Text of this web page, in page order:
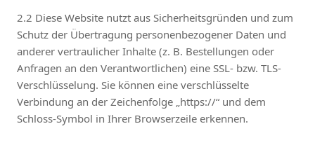
2.2 Diese Website nutzt aus Sicherheitsgründen und zum
Schutz der Übertragung personenbezogener Daten und
anderer vertraulicher Inhalte (z. B. Bestellungen oder
Anfragen an den Verantwortlichen) eine SSL- bzw. TLS-
Verschlüsselung. Sie können eine verschlüsselte
Verbindung an der Zeichenfolge „https://“ und dem
Schloss-Symbol in Ihrer Browserzeile erkennen.